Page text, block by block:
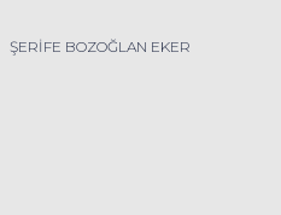
ŞERİFE BOZOĞLAN EKER